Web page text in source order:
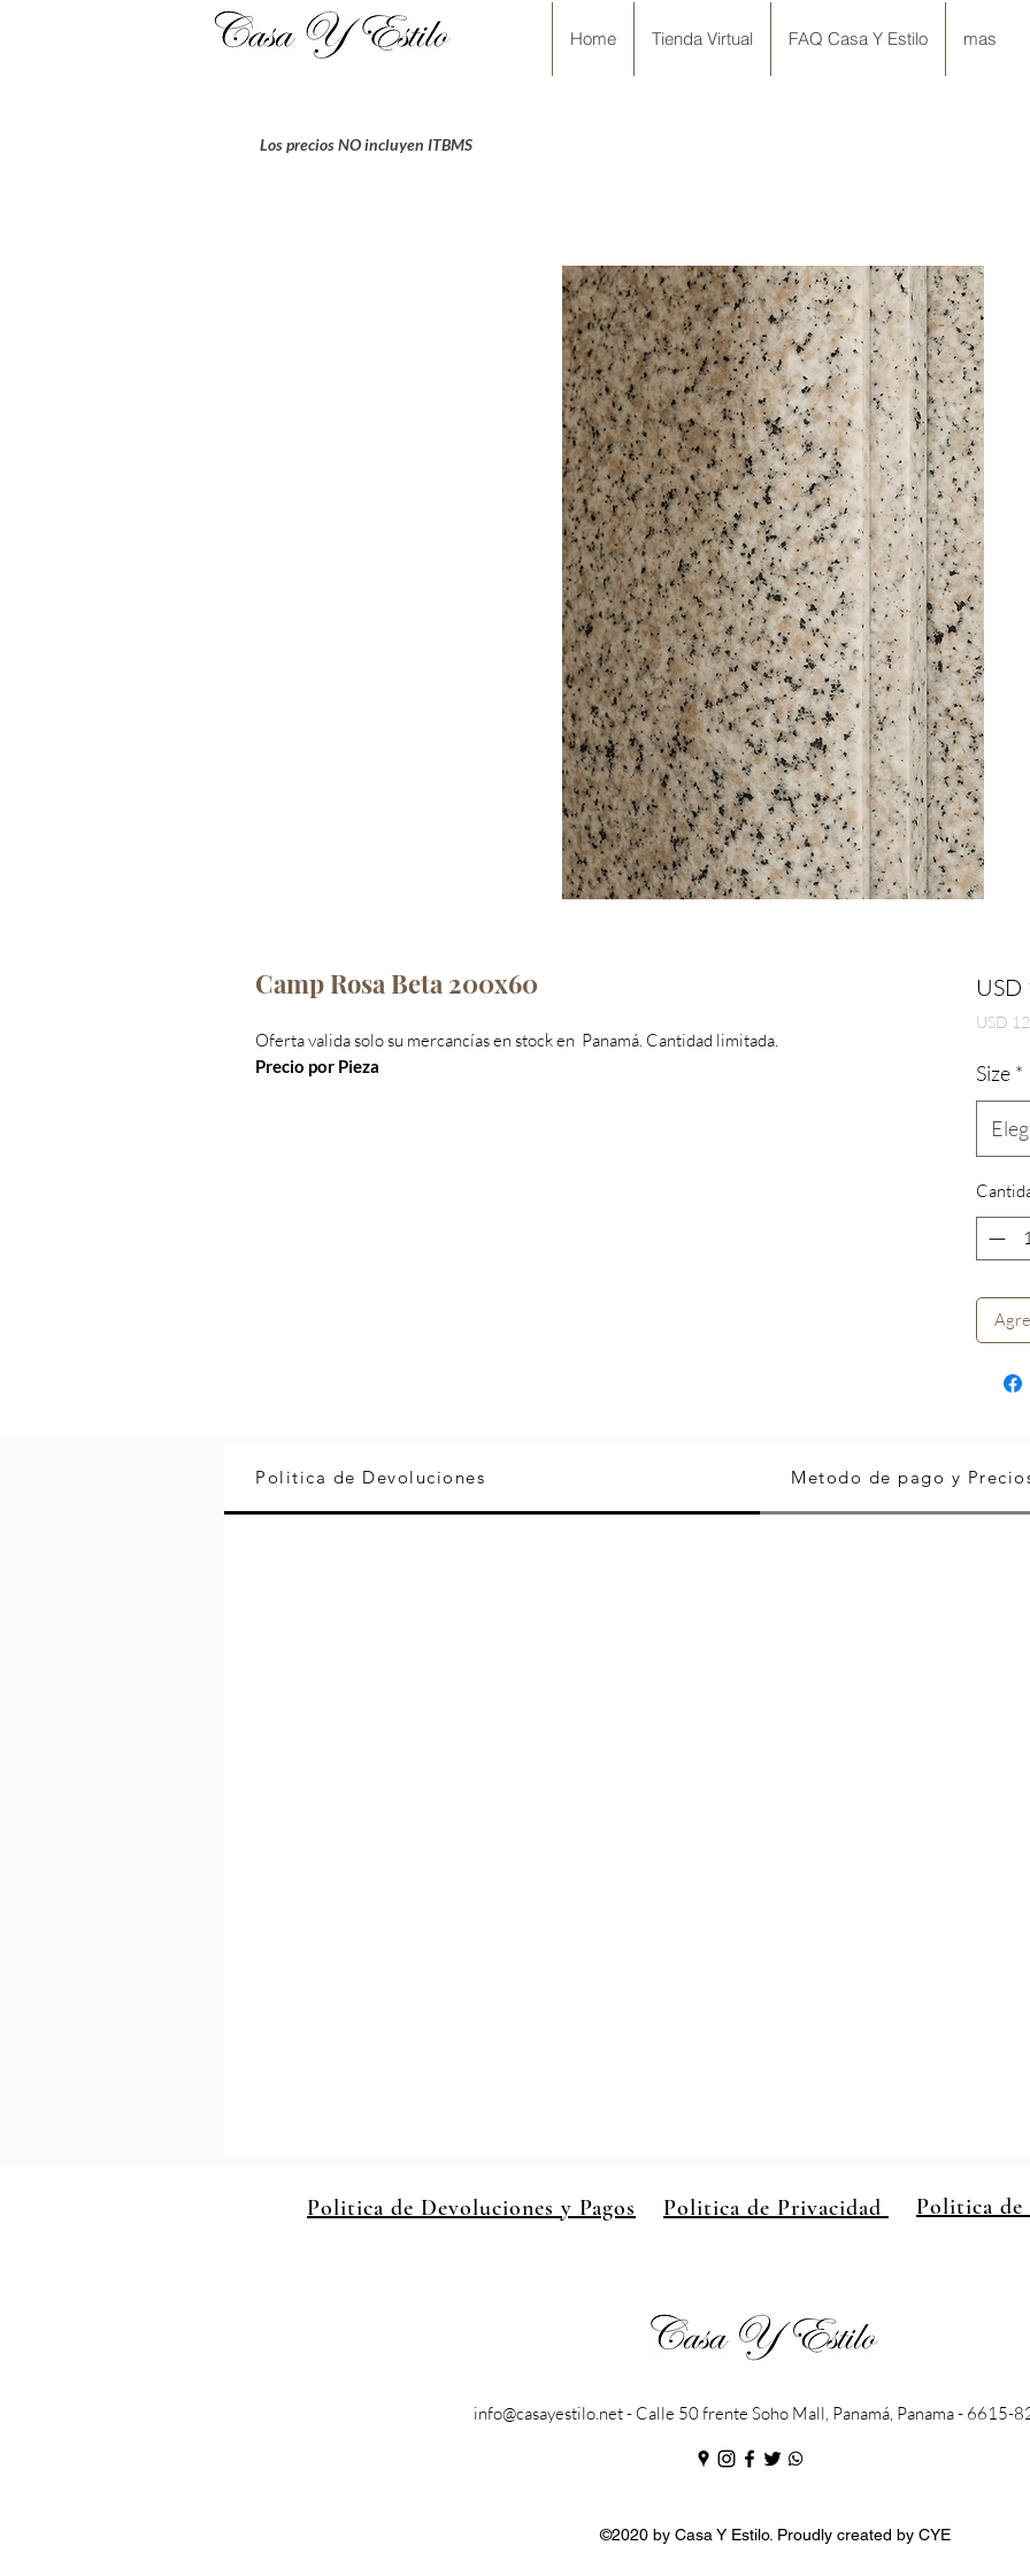
Home Tienda Virtual FAQ Casa Y Estilo mas
Los precios NO incluyen ITBMS
Camp Rosa Beta 200x60
Oferta valida solo su mercancías en stock en Panamá. Cantidad limitada.
Precio por Pieza
USD
por
1
Size *
Politica de Devoluciones Metodo de pago y
Politica de Devoluciones y Pagos Politica de Privacidad Politica de
info@casayestilo.net- Calle 50 frente Soho Mall, Panamá, Panama - 6615-
©2020 by Casa Y Estilo. Proudly created by CYE